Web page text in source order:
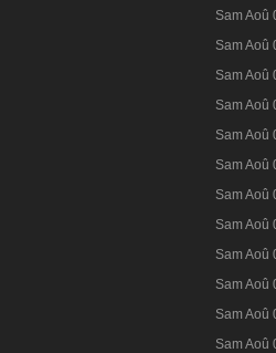
Sam Aoû
Sam Aoû
Sam Aoû
Sam Aoû
Sam Aoû
Sam Aoû
Sam Aoû
Sam Aoû
Sam Aoû
Sam Aoû
Sam Aoû
Sam Aoû